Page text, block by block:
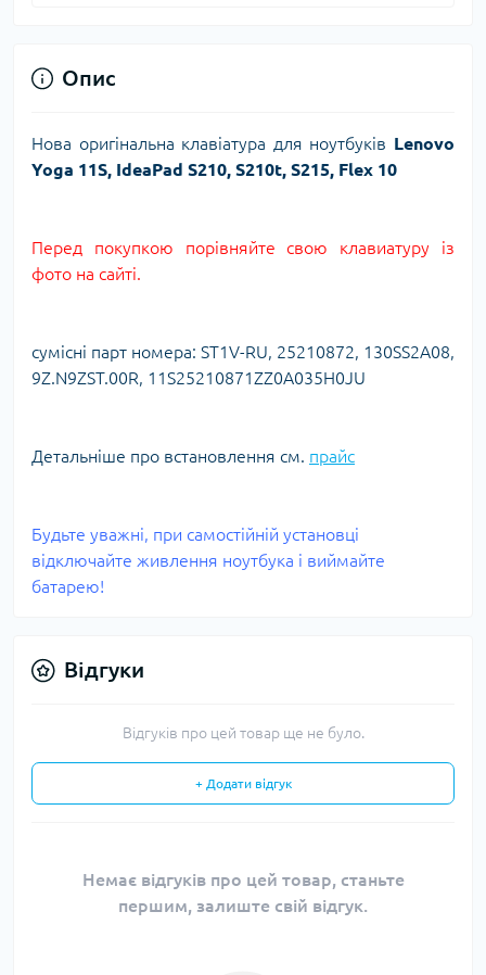
Опис
Нова оригінальна клавіатура для ноутбуків Lenovo
Yoga 11S, IdeaPad S210, S210t, S215, Flex 10
Перед покупкою порівняйте свою клавиатуру із
фото на сайті.
сумісні парт номера: ST1V-RU, 25210872, 130SS2A08,
9Z.N9ZST.00R, 11S25210871ZZ0A035H0JU
Детальніше про встановлення см. прайс
Будьте уважні, при самостійній установці
відключайте живлення ноутбука і виймайте
батарею!
Відгуки
Відгуків про цей товар ще не було.
+ Додати відгук
Немає відгуків про цей товар, станьте
першим, залиште свій відгук.